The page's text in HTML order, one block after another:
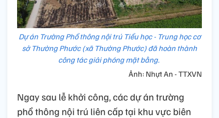
Dự án Trường Phổ thông nội trú Tiểu học - Trung học cơ
sở Thường Phước (xã Thường Phước) đã hoàn thành
công tác giải phóng mặt bằng.
Ảnh: Nhựt An - TTXVN
Ngay sau lễ khởi công, các dự án trường
phổ thông nội trú liên cấp tại khu vực biên